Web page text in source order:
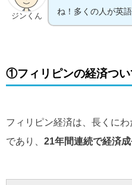
ジンくん
ね！多くの人が英
①フィリピンの経済つい
フィリピン経済は、長くに
であり、 21年間連続で経済